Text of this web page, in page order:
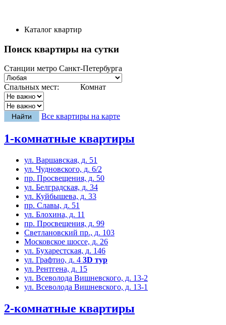
Каталог квартир
Поиск квартиры на сутки
Станции метро Санкт-Петербурга
Спальных мест: Комнат
Все квартиры на карте
1-комнатные квартиры
ул. Варшавская, д. 51
ул. Чудновского, д. 6/2
пр. Просвещения, д. 50
ул. Белградская, д. 34
ул. Куйбышева, д. 33
пр. Славы, д. 51
ул. Блохина, д. 11
пр. Просвещения, д. 99
Светлановский пр., д. 103
Московское шоссе, д. 26
ул. Бухарестская, д. 146
ул. Графтио, д. 4 3D тур
ул. Рентгена, д. 15
ул. Всеволода Вишневского, д. 13-2
ул. Всеволода Вишневского, д. 13-1
2-комнатные квартиры